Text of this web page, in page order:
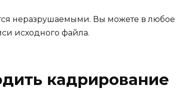
неразрушаемыми. Вы можете в любое
исходного файла.
кадрирование